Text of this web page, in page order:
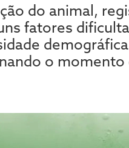
do animal,
fatores
o